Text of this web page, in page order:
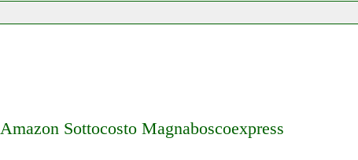
Amazon Sottocosto Magnaboscoexpress